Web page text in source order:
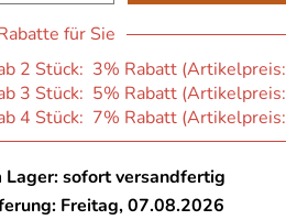
für Sie
2 Stück: 3% Rabatt (Artikelpreis:
3 Stück: 5% Rabatt (Artikelpreis:
4 Stück: 7% Rabatt (Artikelpreis:
Lager: sofort versandfertig
Freitag, 07.08.2026